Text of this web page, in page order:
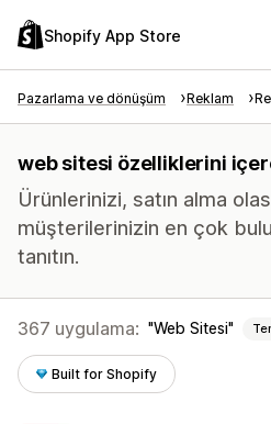
Shopify App Store
Pazarlama ve dönüşüm Reklam
web sitesi özelliklerini
Ürünlerinizi, satın alma
müşterilerinizin en çok
tanıtın.
367 uygulama: Web Sitesi
Built for Shopify